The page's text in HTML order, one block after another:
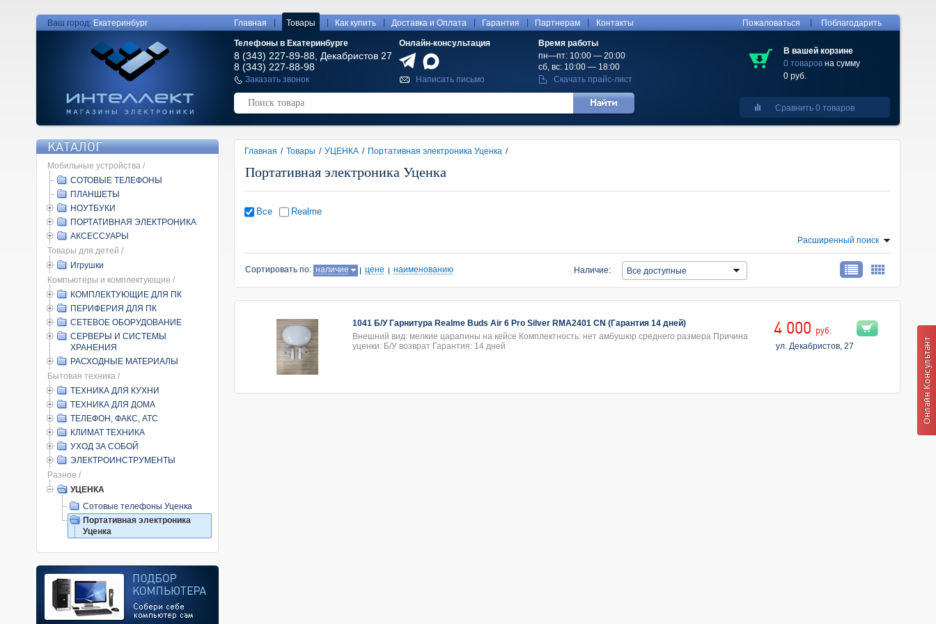
Ваш город: Екатеринбург Главная Товары Как купить Доставка и Оплата Гарантия Партнерам Контакты
Телефоны в Екатеринбурге
8 (343) 227-89-88, Декабристов 27
8 (343) 227-88-98
Онлайн-консультация
Время работы
пн—пт: 10:00 — 20:00
сб, вс: 10:00 — 18:00
Заказать звонок
Написать письмо Скачать прайс-лист
Пожаловаться Поблагодарить
В вашей корзине
0 товаров на сумму
0 руб.
Сравнить 0 товаров
КАТАЛОГ
Мобильные устройства /
СОТОВЫЕ ТЕЛЕФОНЫ
ПЛАНШЕТЫ
НОУТБУКИ
ПОРТАТИВНАЯ ЭЛЕКТРОНИКА
АКСЕССУАРЫ
Товары для детей /
Игрушки
Компьютеры и комплектующие /
КОМПЛЕКТУЮЩИЕ ДЛЯ ПК
ПЕРИФЕРИЯ ДЛЯ ПК
СЕТЕВОЕ ОБОРУДОВАНИЕ
СЕРВЕРЫ И СИСТЕМЫ
ХРАНЕНИЯ
РАСХОДНЫЕ МАТЕРИАЛЫ
Бытовая техника /
ТЕХНИКА ДЛЯ КУХНИ
ТЕХНИКА ДЛЯ ДОМА
ТЕЛЕФОН, ФАКС, АТС
КЛИМАТ ТЕХНИКА
УХОД ЗА СОБОЙ
ЭЛЕКТРОИНСТРУМЕНТЫ
Разное /
УЦЕНКА
Сотовые телефоны Уценка
Портативная электроника
Уценка
Главная / Товары / УЦЕНКА / Портативная электроника Уценка /
Портативная электроника Уценка
Все Realme
Расширенный поиск
Сортировать по: наличие цене наименованию Наличие: Все доступные
1041 Б/У Гарнитура Realme Buds Air 6 Pro Silver RMA2401 CN (Гарантия 14 дней)
Внешний вид: мелкие царапины на кейсе Комплектность: нет амбушюр среднего размера Причина
уценки: Б/У возврат Гарантия: 14 дней
4 000 руб.
ул. Декабристов, 27